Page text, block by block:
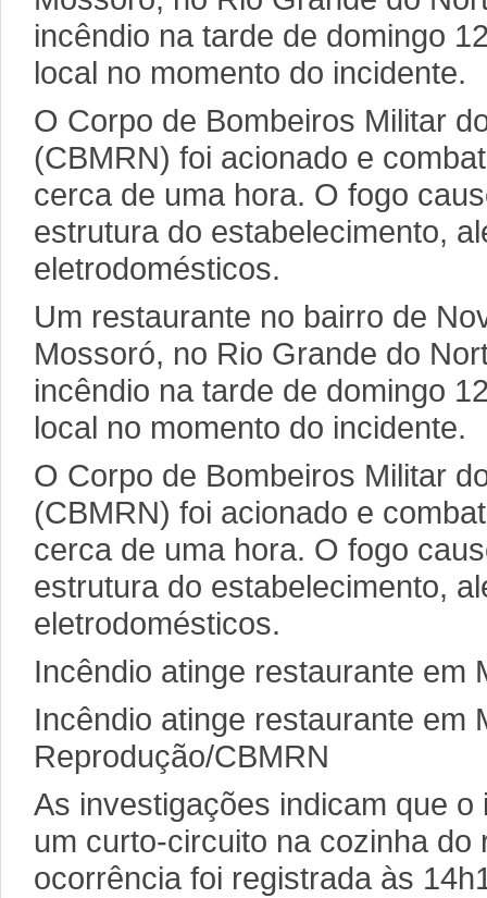
incêndio na tarde de domingo
local no momento do incidente.
O Corpo de Bombeiros Militar
(CBMRN) foi acionado e
cerca de uma hora. O fogo
estrutura do estabelecimento,
eletrodomésticos.
Um restaurante no bairro de
Mossoró, no Rio Grande do
incêndio na tarde de domingo
local no momento do incidente.
O Corpo de Bombeiros Militar
(CBMRN) foi acionado e
cerca de uma hora. O fogo
estrutura do estabelecimento,
eletrodomésticos.
Incêndio atinge restaurante em
Incêndio atinge restaurante em
Reprodução/CBMRN
As investigações indicam que
um curto-circuito na cozinha do
ocorrência foi registrada às